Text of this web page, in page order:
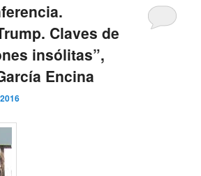
Claves de
insólitas”,
Encina